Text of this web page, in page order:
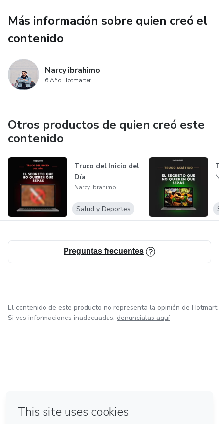
Más información sobre quien creó el
contenido
Narcy ibrahimo
6 Año Hotmarter
Otros productos de quien creó este
contenido
Truco del Inicio del
Día
Narcy ibrahimo
Salud y Deportes
Preguntas frecuentes
El contenido de este producto no representa la opinión de Hotmart.
Si ves informaciones inadecuadas, denúncialas aquí
Hecho con❤ en Ciudad de México